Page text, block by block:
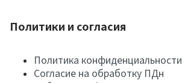
Политики и согласия
Политика конфиденциальности
Согласие на обработку ПДн